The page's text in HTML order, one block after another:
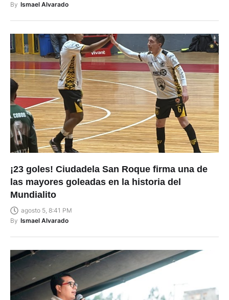
By Ismael Alvarado
¡23 goles! Ciudadela San Roque firma una de
las mayores goleadas en la historia del
Mundialito
agosto 5, 8:41 PM
By Ismael Alvarado